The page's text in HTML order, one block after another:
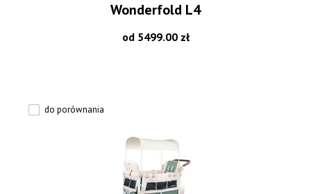
Wonderfold L4
od 5499.00 zł
do porównania